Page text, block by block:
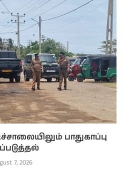
பாதுகாப்பு
7, 2026